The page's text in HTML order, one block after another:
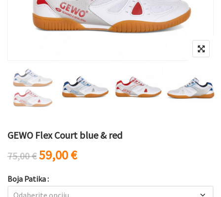
GEWO Flex Court blue & red
75,00€ Originalna cena je bila: 75,00 €.
59,00€Trenutna cena je: 59,00 €.
Boja Patika